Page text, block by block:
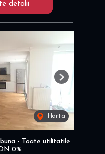
detalii
Harta
Next
- Toate utilitatile
0%